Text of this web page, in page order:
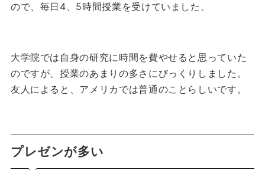
ので、毎日4、5時間授業を受けていました。
大学院では自身の研究に時間を費やせると思っていた
のですが、授業のあまりの多さにびっくりしました。
友人によると、アメリカでは普通のことらしいです。
プレゼンが多い